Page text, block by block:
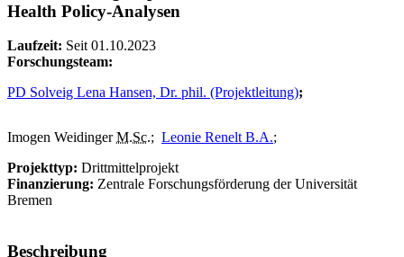
Health Policy-Analysen
Laufzeit: Seit 01.10.2023
Forschungsteam:
PD Solveig Lena Hansen, Dr. phil. (Projektleitung);
Imogen WeidingerM.Sc.; Leonie Renelt B.A.;
Projekttyp: Drittmittelprojekt
Finanzierung: Zentrale Forschungsförderung der Universität
Bremen
Beschreibung